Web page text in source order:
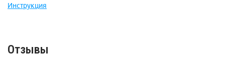
Инструкция
Отзывы